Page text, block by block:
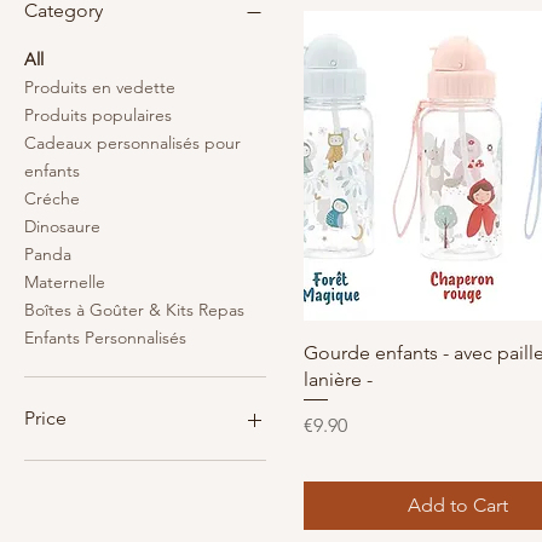
Category
All
Produits en vedette
Produits populaires
Cadeaux personnalisés pour
enfants
Créche
Dinosaure
Panda
Maternelle
Boîtes à Goûter & Kits Repas
Enfants Personnalisés
Price
Quick View
Gourde enfants - avec
lanière -
Price
€9.90
Add to Cart